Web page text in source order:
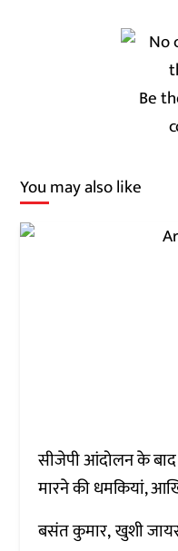
Be
You may also like
सीजेपी आंदोलन के
मारने की धमकियां,
बसंत कुमार खुशी